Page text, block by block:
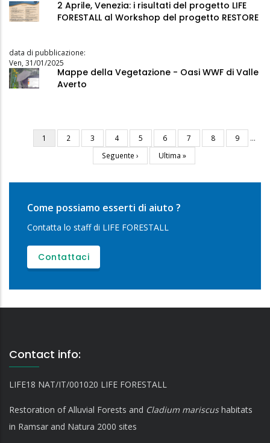
2 Aprile, Venezia: i risultati del progetto LIFE
FORESTALL al Workshop del progetto RESTORE
data di pubblicazione:
Ven, 31/01/2025
Mappe della Vegetazione - Oasi WWF di Valle
Averto
Paginazione
Pagina
attuale
1 Pagina
2 Pagina
3 Pagina
4 Pagina
5 Pagina
6 Pagina
7 Pagina
8 Pagina
9
…
Pagina
successiva
Seguente ›
Ultima
pagina
Ultima »
Come possiamo esserti di aiuto ?
Contatta lo staff di LIFE FORESTALL
Contattaci
Contact info:
LIFE18 NAT/IT/001020 LIFE FORESTALL
Restoration of Alluvial Forests and Cladium mariscushabitats
in Ramsar and Natura 2000 sites